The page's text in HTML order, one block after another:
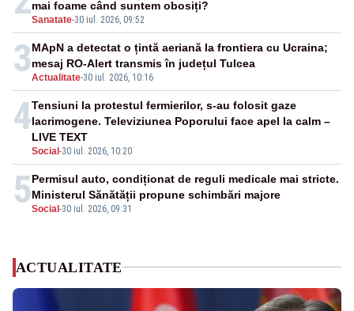
Sanatate-30 iul. 2026, 09:52
mai foame când suntem obosiți?
3Actualitate-30 iul. 2026, 10:16
MApN a detectat o țintă aeriană la frontiera cu Ucraina;
mesaj RO-Alert transmis în județul Tulcea
4
Social-30 iul. 2026, 10:20
Tensiuni la protestul fermierilor, s-au folosit gaze
lacrimogene. Televiziunea Poporului face apel la calm –
LIVE TEXT
5Social-30 iul. 2026, 09:31
Permisul auto, condiționat de reguli medicale mai stricte.
Ministerul Sănătății propune schimbări majore
ACTUALITATE